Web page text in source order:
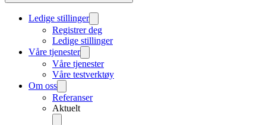
Ledige stillinger
Registrer deg
Ledige stillinger
Våre tjenester
Våre tjenester
Våre testverktøy
Om oss
Referanser
Aktuelt